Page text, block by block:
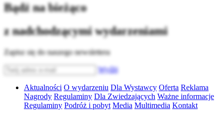
Bądź na bieżąco
z nadchodzącymi wydarzeniami
Zapisz się do naszego newslettera
Wyślij
Aktualności O wydarzeniu Dla Wystawcy Oferta Reklama
Nagrody Regulaminy Dla Zwiedzających Ważne informacje
Regulaminy Podróż i pobyt Media Multimedia Kontakt